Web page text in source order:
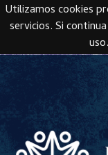
Utilizamos cookies
servicios. Si
uso.
Skip to main content